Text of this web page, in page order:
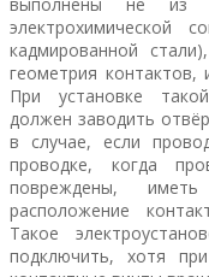
электрохимической
кадмированной
геометрия контактов,
При установке
должен заводить
в случае, если
проводке, когда
повреждены,
расположение
Такое
подключить, хотя